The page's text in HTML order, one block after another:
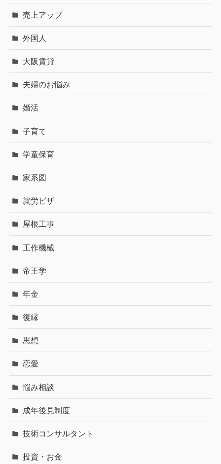
売上アップ
外国人
大阪賃貸
夫婦のお悩み
婚活
子育て
学童保育
家系図
就労ビザ
屋根工事
工作機械
帝王学
年金
復縁
思想
恋愛
悩み相談
成年後見制度
技術コンサルタント
投資・お金